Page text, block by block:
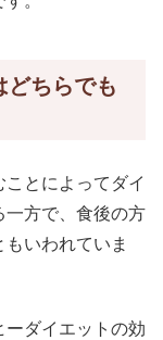
どちらでも
とによってダイ
一方で、食後の方
いわれていま
ダイエットの効